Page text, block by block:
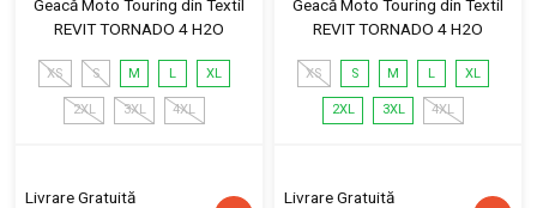
Geacă Moto Touring din Textil
REVIT TORNADO 4 H2O
XS S M L XL
2XL 3XL 4XL
Livrare Gratuită
Geacă Moto Touring din Textil
REVIT TORNADO 4 H2O
XS S M L XL
2XL 3XL 4XL
Livrare Gratuită